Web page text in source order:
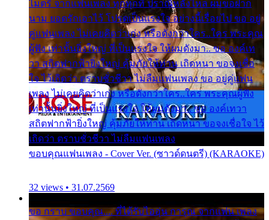
ไมตรี จากแฟนเพลง ทุกทุกที่ ปราณีหลั่งไหล ผมขอฝาก
นาม ยอดรักเอาไว้ โปรดเป็นแรงใจ อย่างนี้เรื่อยไป ขอ อยู่
คู่แฟนเพลง ไม่เคยคิดว่าเก่ง หรือดังกว่าใคร..ใคร พระคุณ
ผู้ฟัง เท่านั้นยิ่งใหญ่ ที่เป็นแรงใจ ให้ผมดังมา.. ขอ องค์เท
วา สถิตฟากฟ้ายิ่งใหญ่ คุ้มภัยให้ท่าน เถิดหนา ขอจงเชื่อ
ใจ ไว้เถิดว่า ตราบชั่วชีวา ไม่ลืมแฟนเพลง ขอ อยู่คู่แฟน
เพลง ไม่เคยคิดว่าเก่ง หรือดังกว่าใคร..ใคร พระคุณผู้ฟัง
เท่านั้นยิ่งใหญ่ ที่เป็นแรงใจ ให้ผมดังมา.. ขอ องค์เทวา
สถิตฟากฟ้ายิ่งใหญ่ คุ้มภัยให้ท่าน เถิดหนา ขอจงเชื่อใจ ไว้
เถิดว่า ตราบชั่วชีวา ไม่ลืมแฟนเพลง
ขอบคุณแฟนเพลง - Cover Ver. (ซาวด์ดนตรี) (KARAOKE)
32 views • 31.07.2569
ขอ กราบ ขอบคุณ.... ที่ได้รับไออุ่น การุณ จากแฟน เพลง